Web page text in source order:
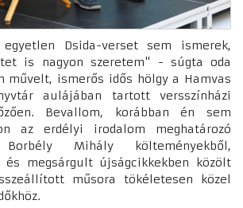
egyetlen Dsida-verset sem ismerek,
is nagyon szeretem" - súgta oda
művelt, ismerős idős hölgy a Hamvas
aulájában tartott versszínházi
Bevallom, korábban én sem
az erdélyi irodalom meghatározó
Mihály költeményekből,
és megsárgult újságcikkekben közölt
műsora tökéletesen közel